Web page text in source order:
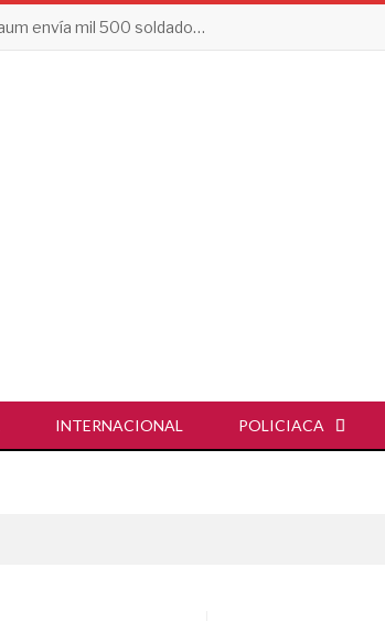
Tras presión de Estados Unidos, Sheinbaum envía mil 500 soldados a Michoacán
INTERNACIONAL POLICIACA